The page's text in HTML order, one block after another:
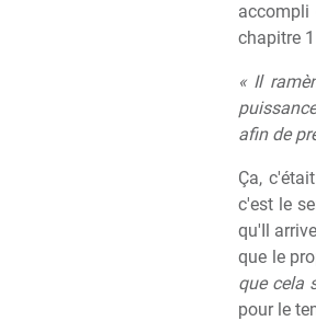
accompli
chapitre
« Il
afin de
Ça,
c'est le
qu'Il
que le
que cela
pour le